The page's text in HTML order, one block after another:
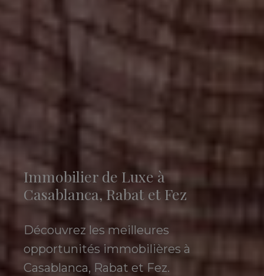
Immobilier de Luxe à
Casablanca, Rabat et Fez
Découvrez les meilleures
opportunités immobilières à
Casablanca, Rabat et Fez.